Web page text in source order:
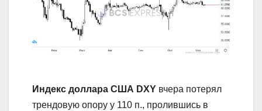
Индекс доллара США DXY вчера потерял
трендовую опору у 110 п., пролившись в